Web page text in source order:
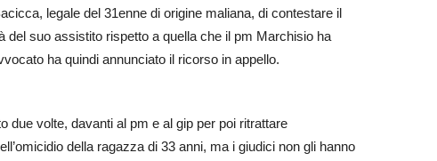
legale del 31enne di origine maliana, di contestare il
del suo assistito rispetto a quella che il pm Marchisio ha
ha quindi annunciato il ricorso in appello.
due volte, davanti al pm e al gip per poi ritrattare
della ragazza di 33 anni, ma i giudici non gli hanno